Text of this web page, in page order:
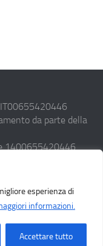
esperienza di
informazioni.
Accettare tutto
IT00655420446
da parte della
1400655420446
800-911-393